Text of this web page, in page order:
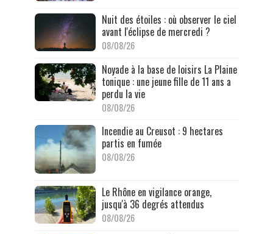
Nuit des étoiles : où observer le ciel
avant l'éclipse de mercredi ?
08/08/26
Noyade à la base de loisirs La Plaine
tonique : une jeune fille de 11 ans a
perdu la vie
08/08/26
Incendie au Creusot : 9 hectares
partis en fumée
08/08/26
Le Rhône en vigilance orange,
jusqu'à 36 degrés attendus
08/08/26